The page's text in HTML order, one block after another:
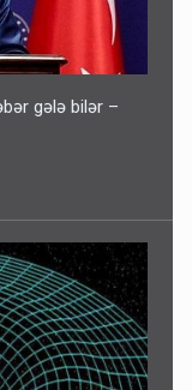
gələ bilər –